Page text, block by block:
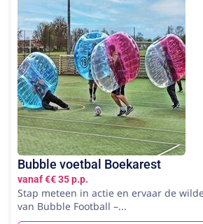
Bubble voetbal Boekarest
vanaf €€ 35 p.p.
Stap meteen in actie en ervaar de
van Bubble Football –...